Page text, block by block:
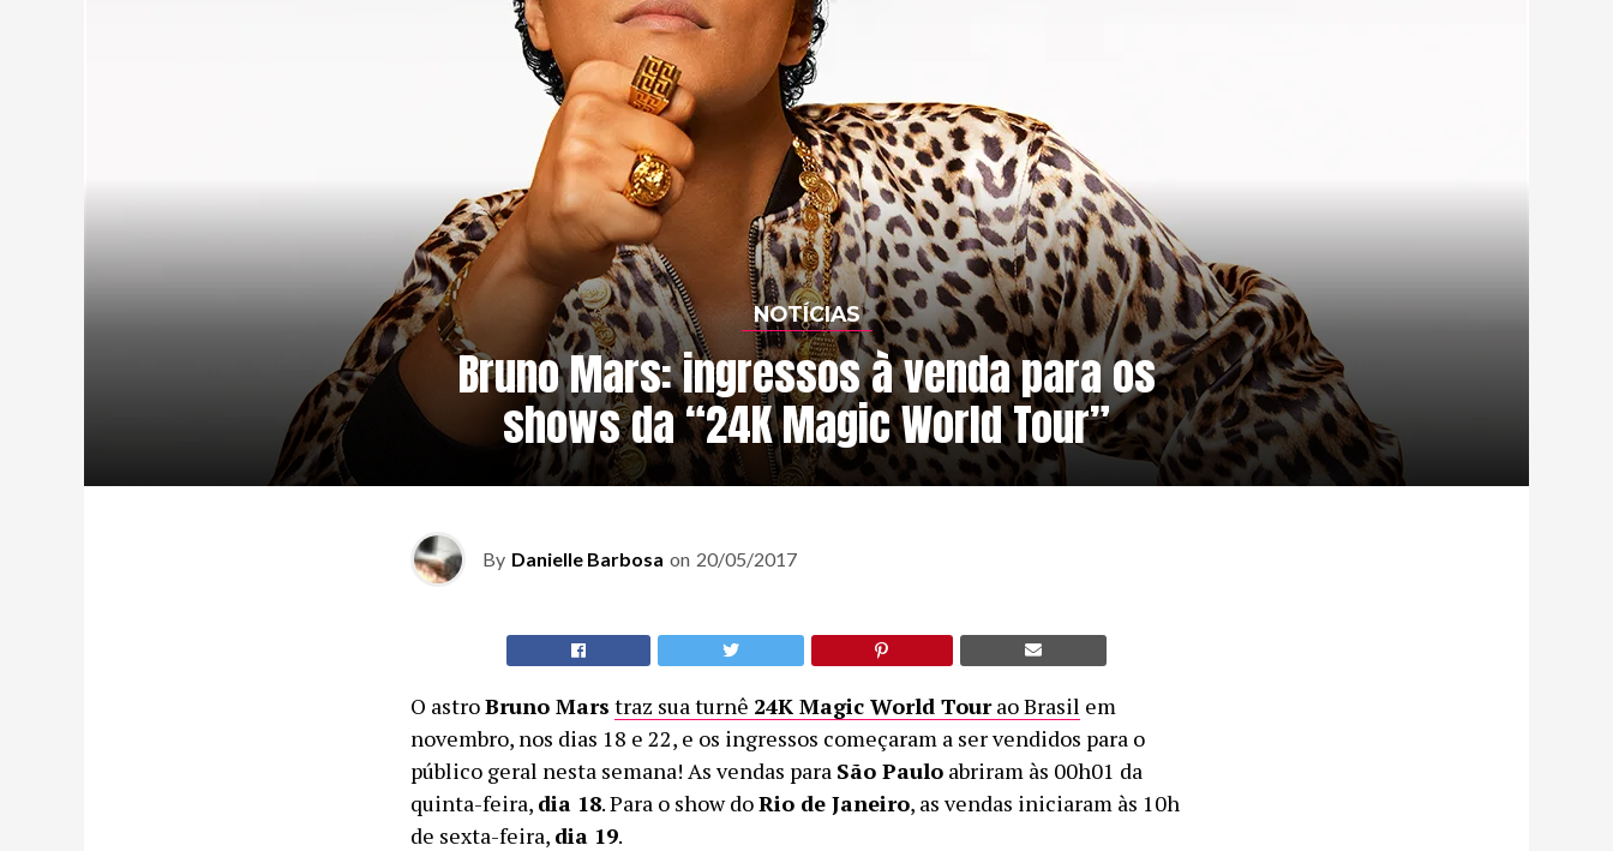
NOTÍCIAS
Bruno Mars: ingressos à venda para os
shows da “24K Magic World Tour”
By Danielle Barbosa on 20/05/2017
O astroBruno Mars traz sua turnê 24K Magic World Tourao Brasil em
novembro, nos dias 18 e 22, e os ingressos começaram a ser vendidos para o
público geral nesta semana! As vendas para São Paulo abriram às 00h01 da
quinta-feira, dia 18. Para o show doRio de Janeiro, as vendas iniciaram às 10h
de sexta-feira, dia 19.